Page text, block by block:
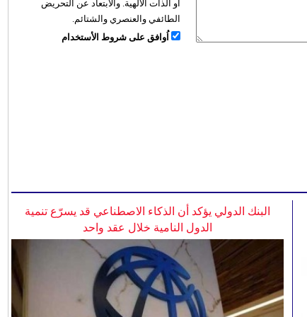
أو الذات الالهية. والابتعاد عن التحريض
الطائفي والعنصري والشتائم.
اُوافق على شروط الأستخدام
البنك الدولي يؤكد أن الذكاء الاصطناعي قد يسرّع تنمية
الدول النامية خلال عقد واحد